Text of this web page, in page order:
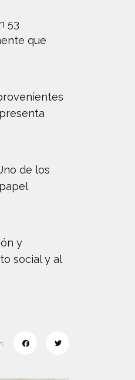
53
que
de los
y
social y al